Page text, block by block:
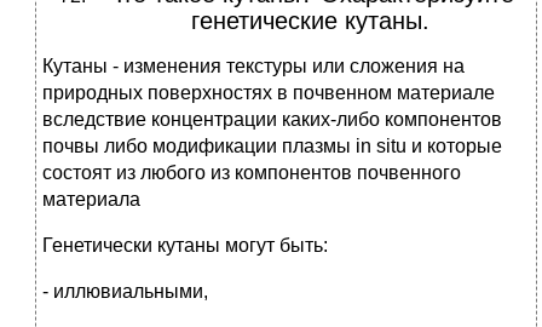
генетические кутаны.
Кутаны - изменения текстуры или сложения на
природных поверхностях в почвенном материале
вследствие концентрации каких-либо компонентов
почвы либо модификации плазмы in situ и которые
состоят из любого из компонентов почвенного
материала
Генетически кутаны могут быть:
- иллювиальными,